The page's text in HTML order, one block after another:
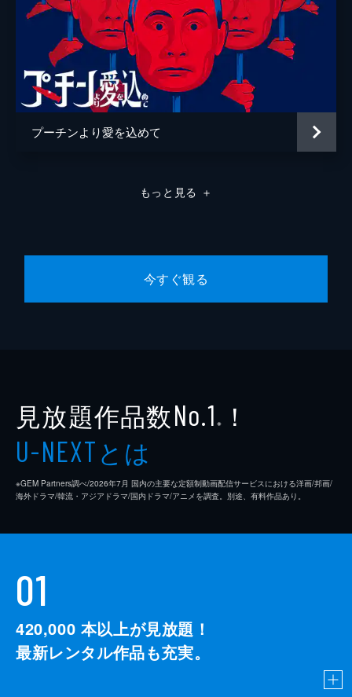
プーチンより愛を込めて
もっと見る ＋
今すぐ観る
見放題作品数No.1 ※ ！
U-NEXTとは
※GEM Partners調べ/2026年7⽉ 国内の主要な定額制動画配信サービスにおける洋画/邦画/
海外ドラマ/韓流・アジアドラマ/国内ドラマ/アニメを調査。別途、有料作品あり。
01
420,000 本以上が見放題！
最新レンタル作品も充実。